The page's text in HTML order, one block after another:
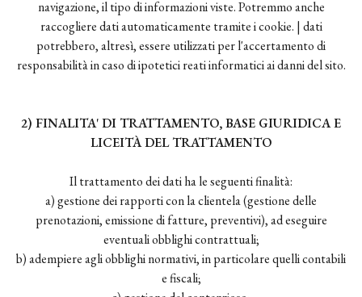
navigazione, il tipo di informazioni viste. Potremmo anche
raccogliere dati automaticamente tramite i cookie. | dati
potrebbero, altresì, essere utilizzati per l'accertamento di
responsabilità in caso di ipotetici reati informatici ai danni del sito.
2) FINALITA' DI TRATTAMENTO, BASE GIURIDICA E
LICEITÀ DEL TRATTAMENTO
Il trattamento dei dati ha le seguenti finalità:
a) gestione dei rapporti con la clientela (gestione delle
prenotazioni, emissione di fatture, preventivi), ad eseguire
eventuali obblighi contrattuali;
b) adempiere agli obblighi normativi, in particolare quelli contabili
e fiscali;